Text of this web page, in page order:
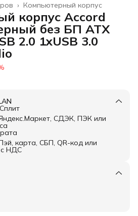
Компьютерный корпус
›
корпус Accord
без БП ATX
2.0 1xUSB 3.0
СДЭК, ПЭК или
карта, СБП, QR-код или
с НДС